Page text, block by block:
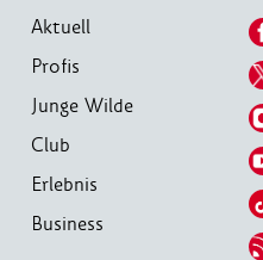
Aktuell
Profis
Junge Wilde
Club
Erlebnis
Business